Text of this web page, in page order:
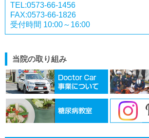
TEL:0573-66-1456
FAX:0573-66-1826
受付時間 10:00～16:00
当院の取り組み